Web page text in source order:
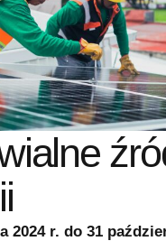
2024 r. do 31